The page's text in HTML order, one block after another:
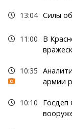
13:04 Силы
11:00
В
10:35
армии
10:10